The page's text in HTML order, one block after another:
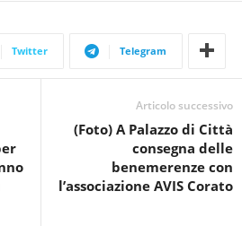
Twitter Telegram
Articolo successivo
(Foto) A Palazzo di Città
consegna delle
benemerenze con
l’associazione AVIS Corato